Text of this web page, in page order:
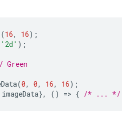
(16, 16);
'2d' );
Green
(0, 0, 16, 16);
imageData}, () => { /* ... */